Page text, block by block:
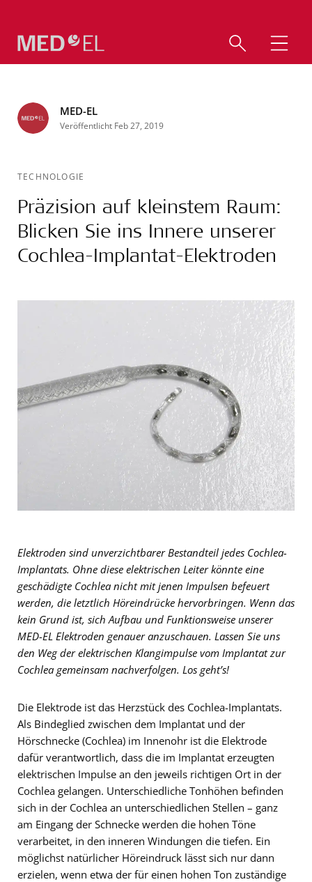
MED-EL
Veröffentlicht Feb 27, 2019
TECHNOLOGIE
Präzision auf kleinstem Raum:
Blicken Sie ins Innere unserer
Cochlea-Implantat-Elektroden
Elektroden sind unverzichtbarer Bestandteil jedes Cochlea-
Implantats. Ohne diese elektrischen Leiter könnte eine
geschädigte Cochlea nicht mit jenen Impulsen befeuert
werden, die letztlich Höreindrücke hervorbringen. Wenn das
kein Grund ist, sich Aufbau und Funktionsweise unserer
MED-EL Elektroden genauer anzuschauen. Lassen Sie uns
den Weg der elektrischen Klangimpulse vom Implantat zur
Cochlea gemeinsam nachverfolgen. Los geht’s!
Die Elektrode ist das Herzstück des Cochlea-Implantats.
Als Bindeglied zwischen dem Implantat und der
Hörschnecke (Cochlea) im Innenohr ist die Elektrode
dafür verantwortlich, dass die im Implantat erzeugten
elektrischen Impulse an den jeweils richtigen Ort in der
Cochlea gelangen. Unterschiedliche Tonhöhen befinden
sich in der Cochlea an unterschiedlichen Stellen – ganz
am Eingang der Schnecke werden die hohen Töne
verarbeitet, in den inneren Windungen die tiefen. Ein
möglichst natürlicher Höreindruck lässt sich nur dann
erzielen, wenn etwa der für einen hohen Ton zuständige